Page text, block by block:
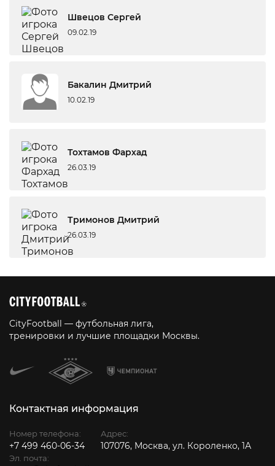
Швецов Сергей
09.02.19
Бакалин Дмитрий
10.02.19
Тохтамов Фархад
26.03.19
Тримонов Дмитрий
26.03.19
CityFootball — футбольная лига,
тренировки и лучшие площадки Москвы.
Контактная информация
Номер телефона:
+7 499 460-06-34
Эл. почта:
Адрес:
107076, Москва, ул. Короленко, 1А